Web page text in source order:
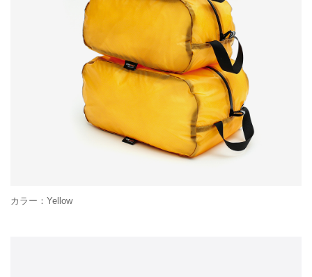
カラー：Yellow